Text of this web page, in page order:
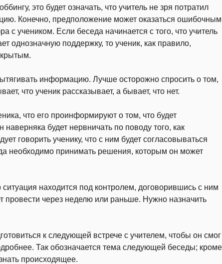
это будет означать, что учитель не зря потратил
Конечно, предположение может оказаться ошибочным
с учеником. Если беседа начинается с того, что учитель
однозначную поддержку, то ученик, как правило,
информацию. Лучше осторожно спросить о том,
что ученик рассказывает, а бывает, что нет.
что его проинформируют о том, что будет
будет нервничать по поводу того, как
говорить ученику, что с ним будет согласовываться
необходимо принимать решения, которым он может
ситуация находится под контролем, договорившись с ним
провести через неделю или раньше. Нужно назначить
к следу­ющей встрече с учителем, чтобы он смог
Так обозначается тема следующей беседы; кроме
происходящее.